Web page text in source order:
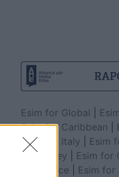
Esim for Global
Esim for Caribbean
Esim for Italy
Esim
for Turkey
Esim for
for Greece
Esim for